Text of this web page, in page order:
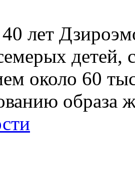
лет
детей,
около 60
образа